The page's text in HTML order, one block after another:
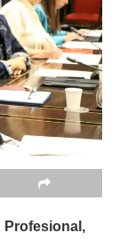
Profesional,